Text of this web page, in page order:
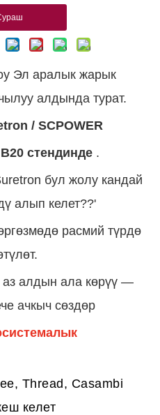
Эл аралык жарык
алдында турат.
/ SCPOWER
стендинде .
бул жолу кандай
алып келет??'
расмий түрдө
алдын ала көрүү —
ачкыч сөздөр
Thread, Casambi
келет